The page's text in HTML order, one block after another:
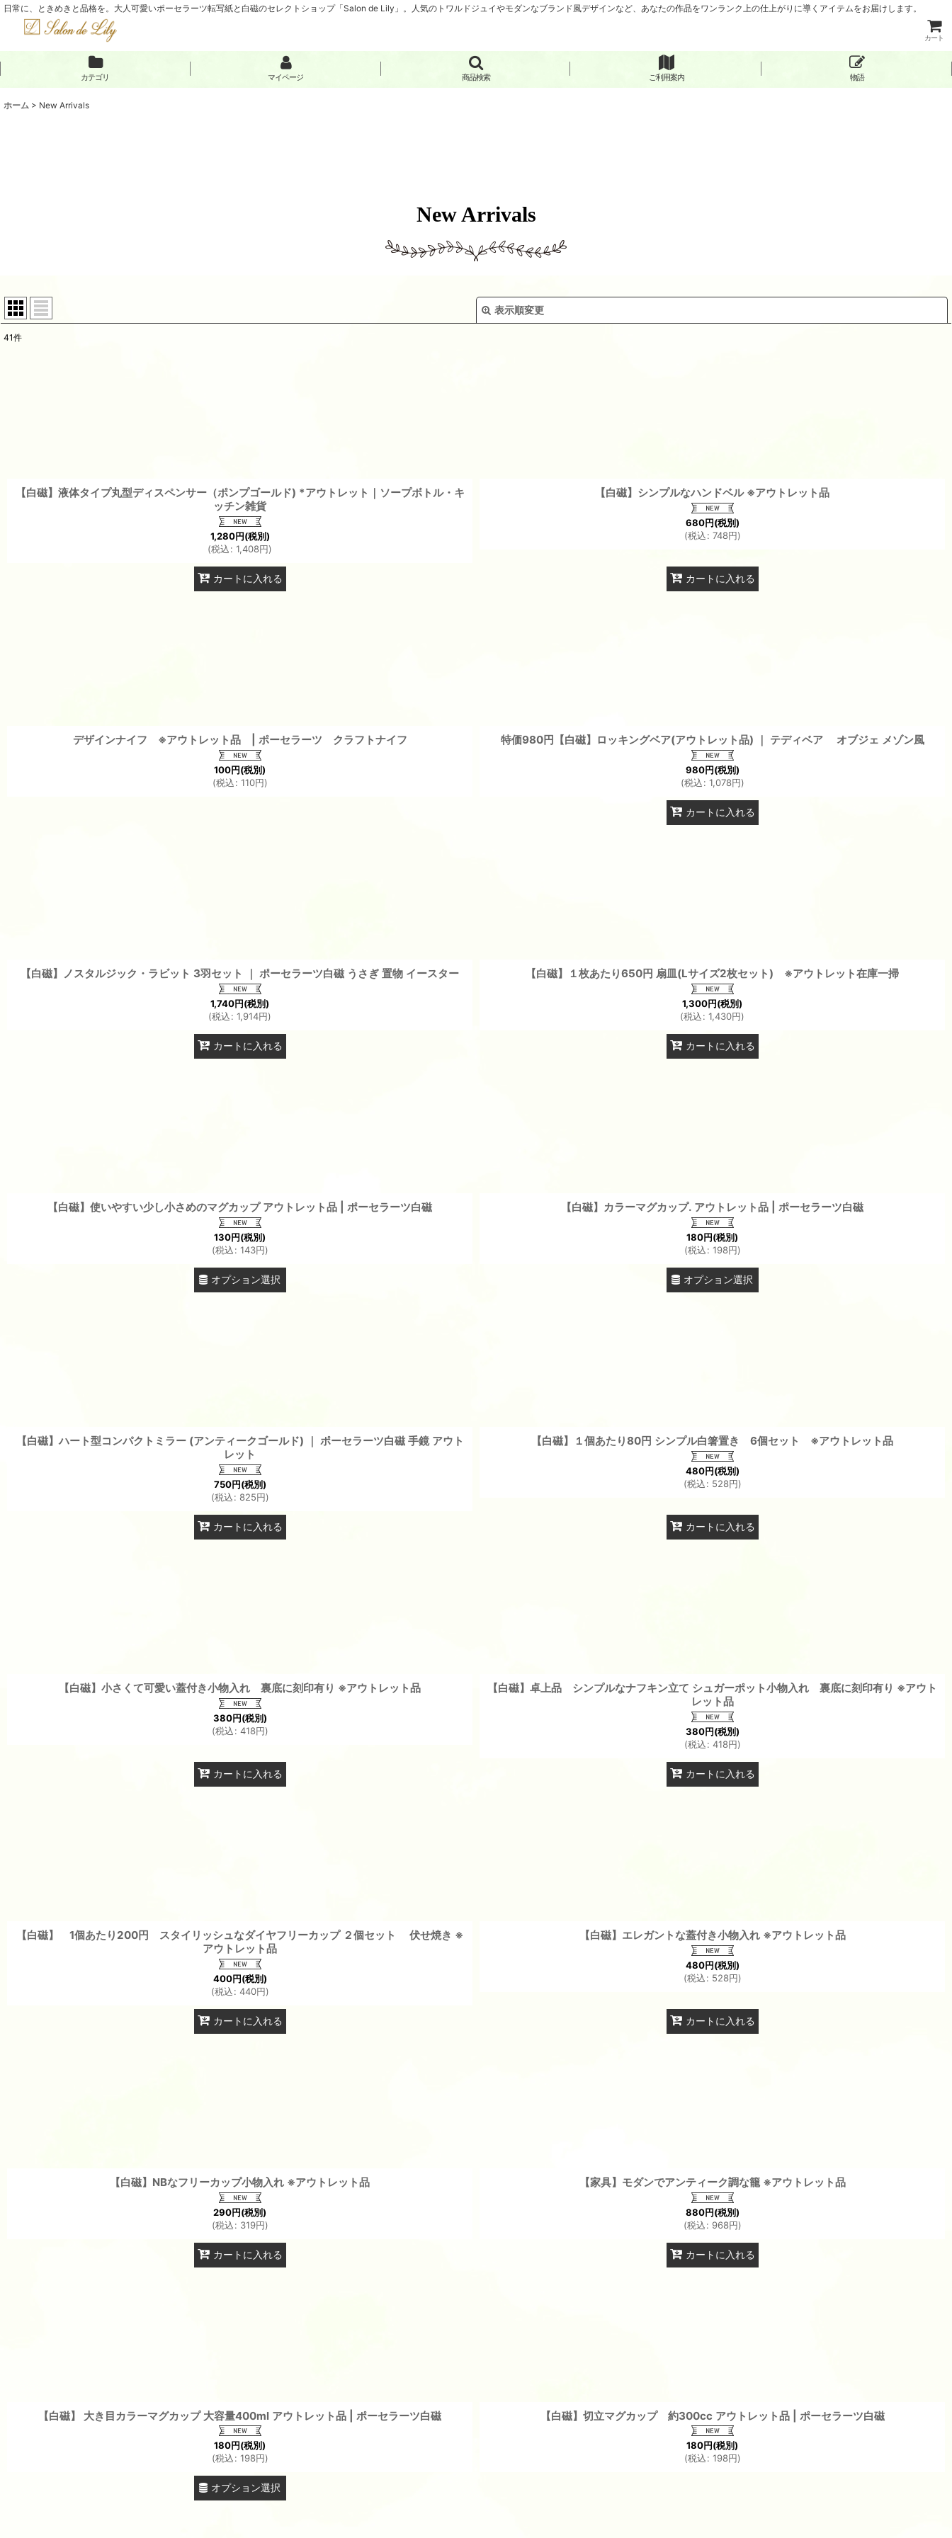
日常に、ときめきと品格を。大人可愛いポーセラーツ転写紙と白磁のセレクトショップ「Salon de Lily」。人気のトワルドジュイやモダンなブランド風デザインなど、あなたの作品をワンランク上の仕上がりに導くアイテムをお届けします。
カート
カテゴリ マイページ 商品検索 ご利用案内 物語
ホーム > New Arrivals
New Arrivals
表示順変更
41件
【白磁】液体タイプ丸型ディスペンサー（ポンプゴールド) *アウトレット｜ソープボトル・キ
ッチン雑貨
1,280円(税別)
(税込: 1,408円)
カートに入れる
【白磁】シンプルなハンドベル ※アウトレット品
680円(税別)
(税込: 748円)
カートに入れる
デザインナイフ ※アウトレット品 | ポーセラーツ クラフトナイフ
100円(税別)
(税込: 110円)
特価980円【白磁】ロッキングベア(アウトレット品) ｜ テディベア オブジェ メゾン風
980円(税別)
(税込: 1,078円)
カートに入れる
【白磁】ノスタルジック・ラビット 3羽セット ｜ ポーセラーツ白磁 うさぎ 置物 イースター
1,740円(税別)
(税込: 1,914円)
カートに入れる
【白磁】１枚あたり650円 扇皿(Lサイズ2枚セット) ※アウトレット在庫一掃
1,300円(税別)
(税込: 1,430円)
カートに入れる
【白磁】使いやすい少し小さめのマグカップ アウトレット品 | ポーセラーツ白磁
130円(税別)
(税込: 143円)
オプション選択
【白磁】カラーマグカップ. アウトレット品 | ポーセラーツ白磁
180円(税別)
(税込: 198円)
オプション選択
【白磁】ハート型コンパクトミラー (アンティークゴールド) ｜ ポーセラーツ白磁 手鏡 アウト
レット
750円(税別)
(税込: 825円)
カートに入れる
【白磁】１個あたり80円 シンプル白箸置き 6個セット ※アウトレット品
480円(税別)
(税込: 528円)
カートに入れる
【白磁】小さくて可愛い蓋付き小物入れ 裏底に刻印有り ※アウトレット品
380円(税別)
(税込: 418円)
カートに入れる
【白磁】卓上品 シンプルなナフキン立て シュガーポット小物入れ 裏底に刻印有り ※アウト
レット品
380円(税別)
(税込: 418円)
カートに入れる
【白磁】 1個あたり200円 スタイリッシュなダイヤフリーカップ ２個セット 伏せ焼き ※
アウトレット品
400円(税別)
(税込: 440円)
カートに入れる
【白磁】エレガントな蓋付き小物入れ ※アウトレット品
480円(税別)
(税込: 528円)
カートに入れる
【白磁】NBなフリーカップ小物入れ ※アウトレット品
290円(税別)
(税込: 319円)
カートに入れる
【家具】モダンでアンティーク調な籠 ※アウトレット品
880円(税別)
(税込: 968円)
カートに入れる
【白磁】 大き目カラーマグカップ 大容量400ml アウトレット品 | ポーセラーツ白磁
180円(税別)
(税込: 198円)
オプション選択
【白磁】切立マグカップ 約300cc アウトレット品 | ポーセラーツ白磁
180円(税別)
(税込: 198円)